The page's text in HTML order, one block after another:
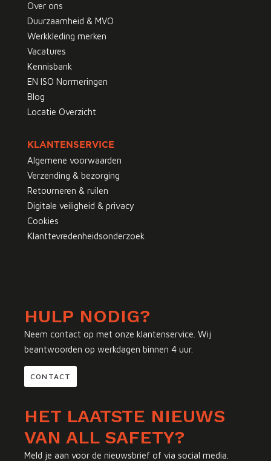
Over ons
Duurzaamheid & MVO
Werkkleding merken
Vacatures
Kennisbank
EN ISO Normeringen
Blog
Locatie Overzicht
KLANTENSERVICE
Algemene voorwaarden
Verzending & bezorging
Retourneren & ruilen
Digitale veiligheid & privacy
Cookies
Klanttevredenheidsonderzoek
HULP NODIG?
Neem contact op met onze klantenservice. Wij
beantwoorden op werkdagen binnen 4 uur.
CONTACT
HET LAATSTE NIEUWS
VAN ALL SAFETY?
Meld je aan voor de nieuwsbrief of via social media.